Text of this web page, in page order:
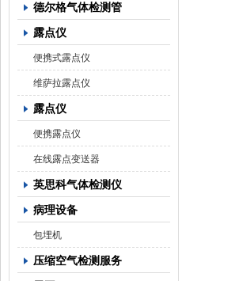
德尔格气体检测管
露点仪
便携式露点仪
维萨拉露点仪
露点仪
便携露点仪
在线露点变送器
英思科气体检测仪
病理设备
包埋机
压缩空气检测服务